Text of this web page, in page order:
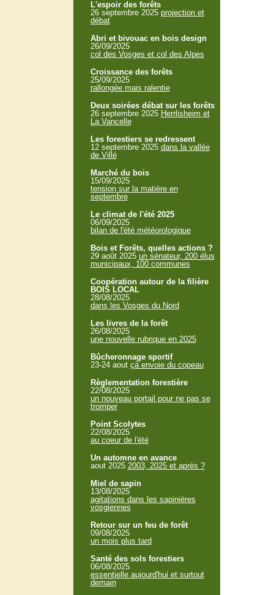
L'espoir des forêts
26 septembre 2025 projection et
débat
Abri et bivouac en bois design
26/09/2025
col des Vosges et col des Alpes
Croissance des forêts
25/09/2025
rallongée mais ralentie
Deux soirées débat sur les forêts
26 septembre 2025 Herrlisheim et
La Vancelle
Les forestiers se redressent
12 septembre 2025 dans la vallée
de Villé
Marché du bois
15/09/2025
tension sur la matière en
septembre
Le climat de l'été 2025
06/09/2025
bilan de l'été météorologique
Bois et Forêts, quelles actions ?
29 août 2025 un sénateur, 200 élus
municipaux, 100 communes
Coopération autour de la filière
BOIS LOCAL
28/08/2025
dans les Vosges du Nord
Les livres de la forêt
26/08/2025
une nouvelle rubrique en 2025
Bûcheronnage sportif
23-24 aout çà envoie du copeau
Règlementation forestière
22/08/2025
un nouveau portail pour ne pas se
tromper
Point Scolytes
22/08/2025
au coeur de l'été
Un automne en avance
aout 2025 2003, 2025 et après ?
Miel de sapin
13/08/2025
agitations dans les sapinières
vosgiennes
Retour sur un feu de forêt
09/08/2025
un mois plus tard
Santé des sols forestiers
06/08/2025
essentielle aujourd'hui et surtout
demain